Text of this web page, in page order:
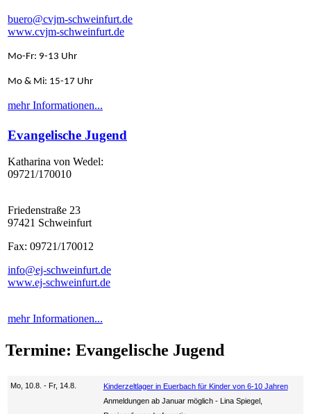
buero@cvjm-schweinfurt.de
www.cvjm-schweinfurt.de
Mo-Fr: 9-13 Uhr
Mo & Mi: 15-17 Uhr
mehr Informationen...
Evangelische Jugend
Katharina von Wedel:
09721/170010
Friedenstraße 23
97421 Schweinfurt
Fax: 09721/170012
info@ej-schweinfurt.de
www.ej-schweinfurt.de
mehr Informationen...
Termine: Evangelische Jugend
Mo, 10.8. - Fr, 14.8.
Kinderzeltlager in Euerbach für Kinder von 6-10 Jahren
Anmeldungen ab Januar möglich
Lina Spiegel,